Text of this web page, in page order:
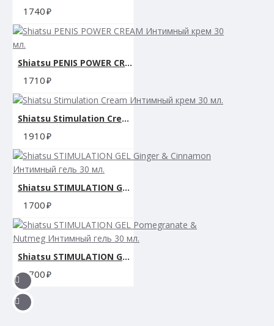
1740
Shiatsu PENIS POWER CREAM Интимный крем 30 мл.
1710
Shiatsu Stimulation Cream Интимный крем 30 мл.
1910
Shiatsu STIMULATION GEL Ginger & Cinnamon Интимный гель 30 мл.
1700
Shiatsu STIMULATION GEL Pomegranate & Nutmeg Интимный гель 30 мл.
1700